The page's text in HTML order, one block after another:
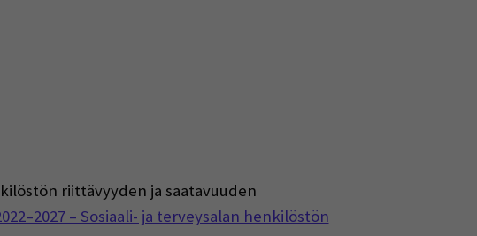
riittävyyden ja saatavuuden
– Sosiaali- ja terveysalan henkilöstön